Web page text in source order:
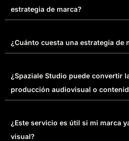
estrategia de marca?
¿Cuánto cuesta una estrategia de
¿Spaziale Studio puede convertir
producción audiovisual o
¿Este servicio es útil si mi marca
visual?